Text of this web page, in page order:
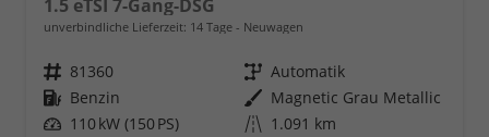
1.5 eTSI 7-Gang-DSG
unverbindliche Lieferzeit: 14 Tage Neuwagen
Fahrzeugnr. 81360 Getriebe Automatik
Kraftstoff Benzin Außenfarbe Magnetic Grau Metallic
Leistung 110 kW (150 PS) Kilometerstand 1.091 km